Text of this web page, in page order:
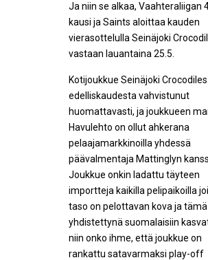
Ja niin se alkaa, Vaahteraliigan
kausi ja Saints aloittaa kauden
vierasottelulla Seinäjoki
vastaan lauantaina 25.5.
Kotijoukkue Seinäjoki
edelliskaudesta vahvistunut
huomattavasti, ja joukkueen
Havulehto on ollut ahkerana
pelaajamarkkinoilla yhdessä
päävalmentaja Mattinglyn
Joukkue onkin ladattu täyteen
importteja kaikilla pelipaikoilla
taso on pelottavan kova ja
yhdistettynä suomalaisiin
niin onko ihme, että joukkue on
rankattu satavarmaksi play-off